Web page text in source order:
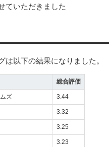
ていただきました
は以下の結果になりました。
総合評価
ズ 3.44
3.32
3.25
3.23